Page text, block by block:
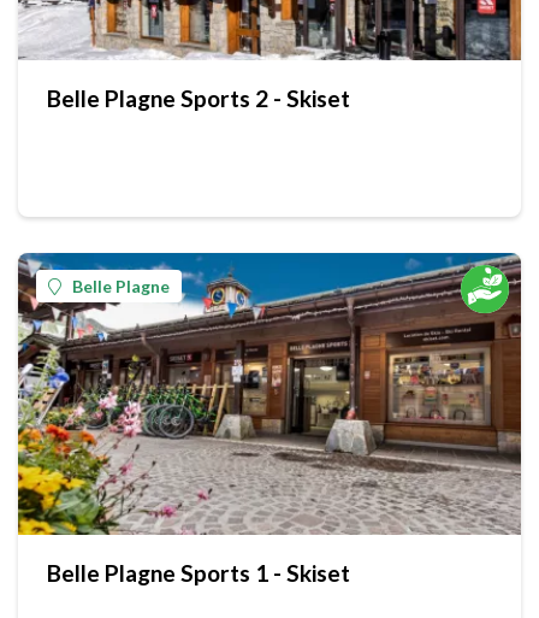
Belle Plagne Sports 2 - Skiset
Belle Plagne
Belle Plagne Sports 1 - Skiset